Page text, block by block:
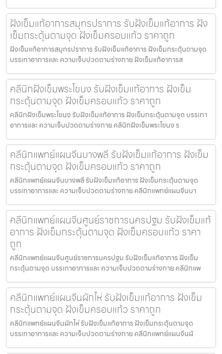
ฝังเข็มแก้อาการสมุทรปราการ รับฝังเข็มแก้อาการ ฝัง
เข็มกระตุ้นตามจุด ฝังเข็มครอบแก้ว ราคาถูก
ฝังเข็มแก้อาการสมุทรปราการ รับฝังเข็มแก้อาการ ฝังเข็มกระตุ้นตามจุด
บรรเทาอาการและ ความเจ็บปวดตามร่างกาย ฝังเข็มแก้อาการส
คลีนิกฝังเข็มพระโขนง รับฝังเข็มแก้อาการ ฝังเข็ม
กระตุ้นตามจุด ฝังเข็มครอบแก้ว ราคาถูก
คลีนิกฝังเข็มพระโขนง รับฝังเข็มแก้อาการ ฝังเข็มกระตุ้นตามจุด บรรเทา
อาการและ ความเจ็บปวดตามร่างกาย คลีนิกฝังเข็มพระโขนง ร
คลีนิกแพทย์แผนจีนบางพลี รับฝังเข็มแก้อาการ ฝังเข็ม
กระตุ้นตามจุด ฝังเข็มครอบแก้ว ราคาถูก
คลีนิกแพทย์แผนจีนบางพลี รับฝังเข็มแก้อาการ ฝังเข็มกระตุ้นตามจุด
บรรเทาอาการและ ความเจ็บปวดตามร่างกาย คลีนิกแพทย์แผนจีนบา
คลีนิกแพทย์แผนจีนศูนย์ราชการนครปฐม รับฝังเข็มแก้
อาการ ฝังเข็มกระตุ้นตามจุด ฝังเข็มครอบแก้ว ราคา
ถูก
คลีนิกแพทย์แผนจีนศูนย์ราชการนครปฐม รับฝังเข็มแก้อาการ ฝังเข็ม
กระตุ้นตามจุด บรรเทาอาการและ ความเจ็บปวดตามร่างกาย คลีนิกแพ
คลีนิกแพทย์แผนจีนผักไห่ รับฝังเข็มแก้อาการ ฝังเข็ม
กระตุ้นตามจุด ฝังเข็มครอบแก้ว ราคาถูก
คลีนิกแพทย์แผนจีนผักไห่ รับฝังเข็มแก้อาการ ฝังเข็มกระตุ้นตามจุด
บรรเทาอาการและ ความเจ็บปวดตามร่างกาย คลีนิกแพทย์แผนจีนผั